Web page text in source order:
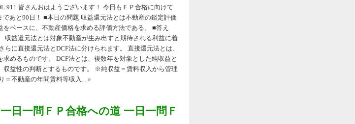
皆さんおはようございます！ 今日もＦＰ合格に向けて
あと90日！ ■本日の問題 収益還元法とは不動産の鑑定評価
ベースに、不動産価格を求める評価方法である。 ■答え
収益還元法とは対象不動産が生み出すと期待される利益に着
に直接還元法とDCF法に分けられます。 直接還元法とは、
めるものです。 DCF法とは、複数年を対象とした純収益と
収益性の判断とするものです。 ※純収益＝賃料収入から管理
＝不動産の年間賃料等収入... »
日一問ＦＰ合格への道 一日一問Ｆ